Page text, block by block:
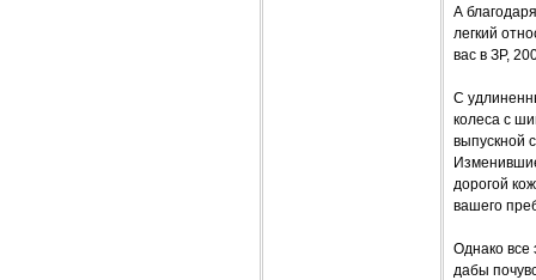
А
легкий
вас в ЗР,
С
колеса с
выпускной
дорогой
вашего
Однако все
дабы